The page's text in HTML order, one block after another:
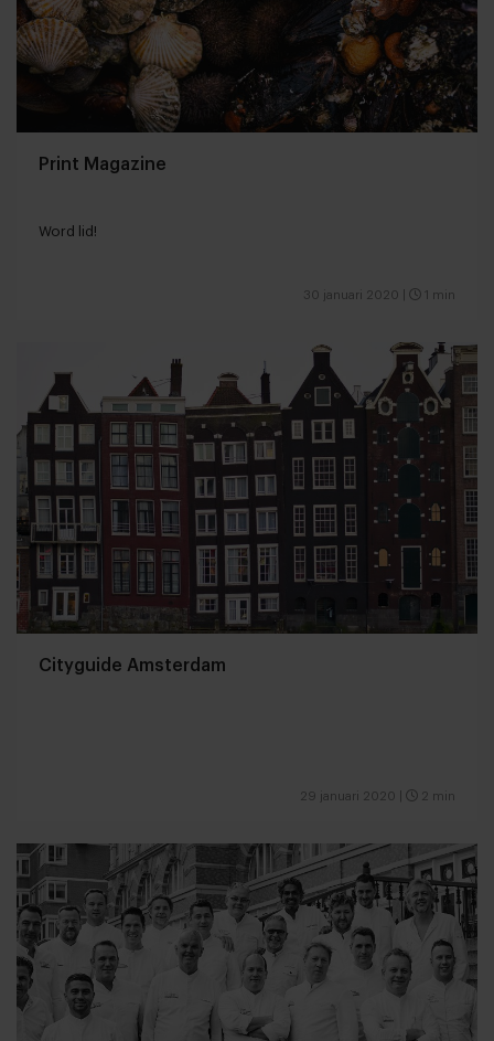
Print Magazine
Word lid!
30 januari 2020 1 min
Cityguide Amsterdam
29 januari 2020 2 min